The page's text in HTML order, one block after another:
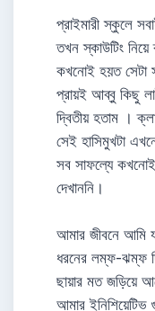
প্রাইমারী স্কুলে
তখন স্কাউটিং
কখনোই হয়ত সেটা
প্রায়ই আব্বু কিছু
দ্বিতীয় হতাম ।
সেই হাসিমুখটা
সব সাফল্যে
দেখাননি।
আমার জীবনে আমি
ধরনের লম্ফ-ঝম্ফ
ছায়ার মত জড়িয়ে
আমার ইনিশিয়েটিভ